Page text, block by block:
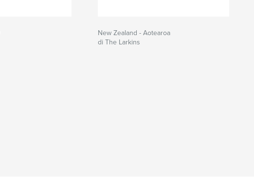
New Zealand - Aotearoa
di The Larkins